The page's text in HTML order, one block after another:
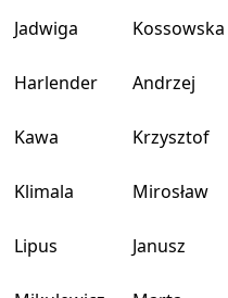
Jadwiga Kossowska
Harlender Andrzej
Kawa
Krzysztof
Klimala
Mirosław
Lipus
Janusz